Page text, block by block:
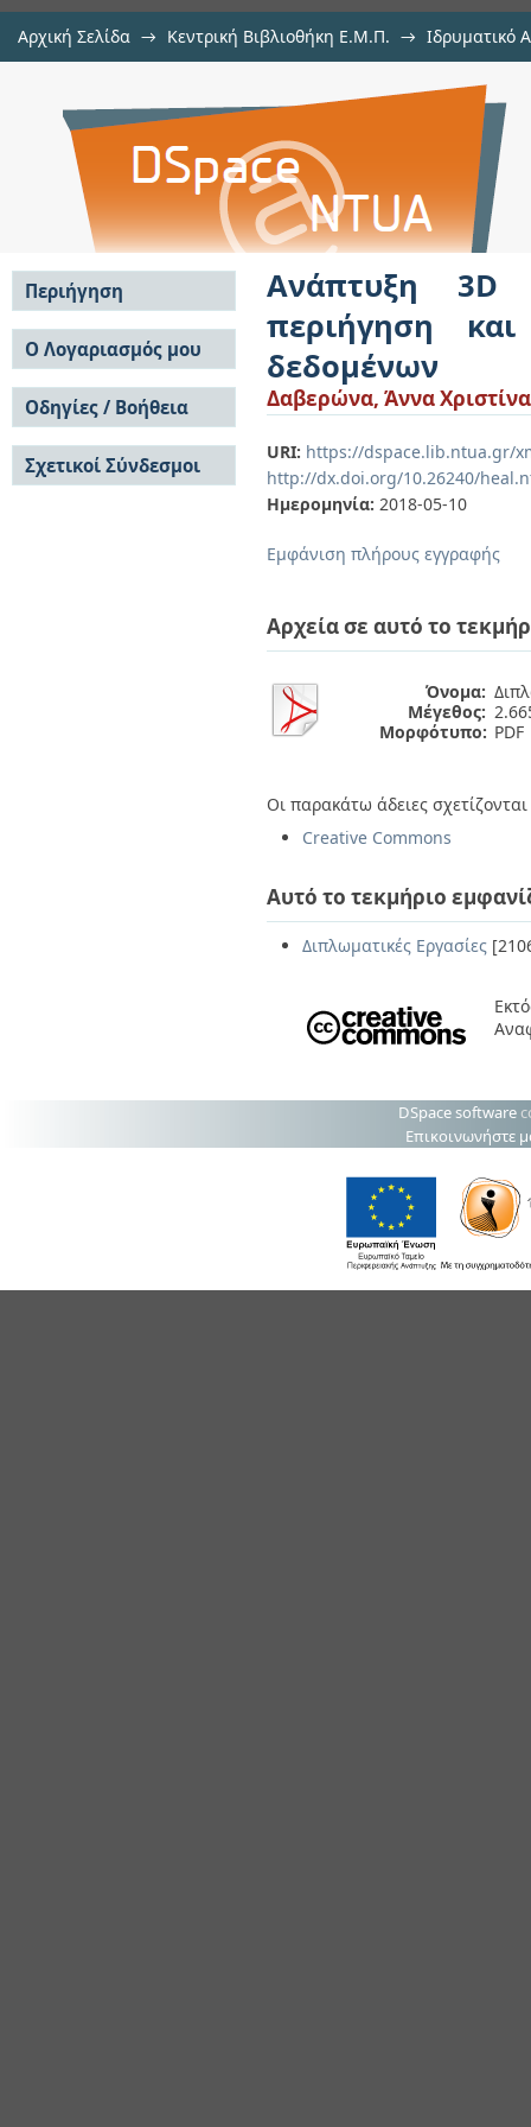
Αρχική Σελίδα → Κεντρική Βιβλιοθήκη Ε.Μ.Π. → Ιδρυματικό
Ανάπτυξη 3D εικονικού
απτών πολιτιστικών δεδομένων
Ανάπτυξη 3D
περιήγηση
δεδομένων
Δαβερώνα, Άννα Χριστίνα
URI: https://dspace.lib.ntua.gr/
http://dx.doi.org/10.26240/
Ημερομηνία: 2018-05-10
Εμφάνιση πλήρους εγγραφής
Αρχεία σε αυτό το
Όνομα:
Μέγεθος:
Μορφότυπο: PDF
Οι παρακάτω άδειες
Creative Commons
Αυτό το τεκμήριο
Διπλωματικές Εργασίες
Περιήγηση
Σε όλο το DSpace
Κοινότητες & Συλλογές
Ανά Ημερομηνία
Έκδοσης
Συγγραφείς
Τίτλοι
Θέματα
Ο Λογαριασμός μου
Σύνδεση
Εγγραφή
Οδηγίες / Βοήθεια
Οδηγίες Υποβολής
Οδηγίες Χρήσης ΙΑ
Συχνές Ερωτήσεις
Σχετικοί Σύνδεσμοι
DSpace software
Επικοινωνήστε